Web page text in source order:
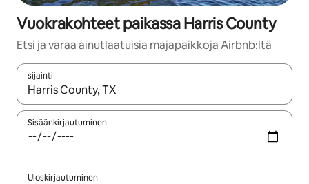
Vuokrakohteet paikassa Harris County
Etsi ja varaa ainutlaatuisia majapaikkoja Airbnb:ltä
sijainti
Kun tulokset ovat saatavilla, navigoi ylös- ja alas-
Sisäänkirjautuminen
Uloskirjautuminen